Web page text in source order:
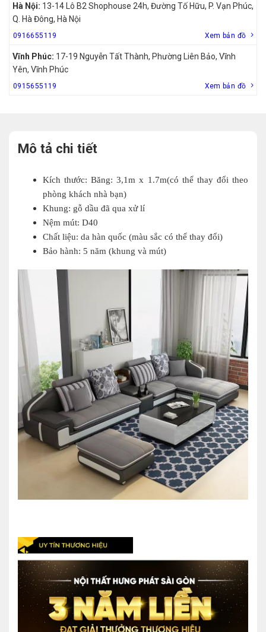
Hà Nội: 13-14 Lô B2 Shophouse 24h, Đường Tố Hữu, P. Vạn Phúc,
Q. Hà Đông, Hà Nội
0916655119 Xem bản đồ
Vĩnh Phúc: 17-19 Nguyễn Tất Thành, Phường Liên Bảo, Vĩnh
Yên, Vĩnh Phúc
0915655119 Xem bản đồ
Mô tả chi tiết
Kích thước: Băng: 3,1m x 1.7m(có thể thay đổi theo
phòng khách nhà bạn)
Khung: gỗ dầu đã qua xử lí
Nệm mút: D40
Chất liệu: da hàn quốc (màu sắc có thể thay đổi)
Bảo hành: 5 năm (khung và mút)